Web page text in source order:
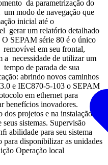
da parametrização do
modo de navegação que
inicial até o
gerar um relatório detalhado
O SEPAM série 80 é o único
removível em seu frontal,
a necessidade de utilizar um
de parada de sua
abrindo novos caminhos
e IEC870-5-103 o SEPAM
em ethernet para
benefícios inovadores.
dos projetos e na instalação
sistemas. Supervisão
abilidade para seu sistema
para disponibilizar as unidades
Operação local